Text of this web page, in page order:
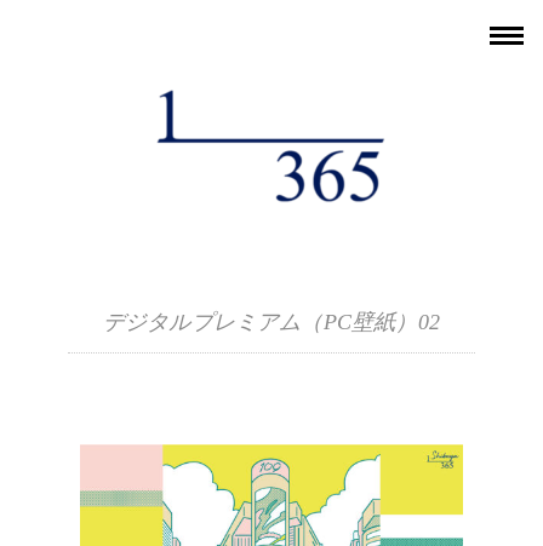
デジタルプレミアム（PC壁紙） 02